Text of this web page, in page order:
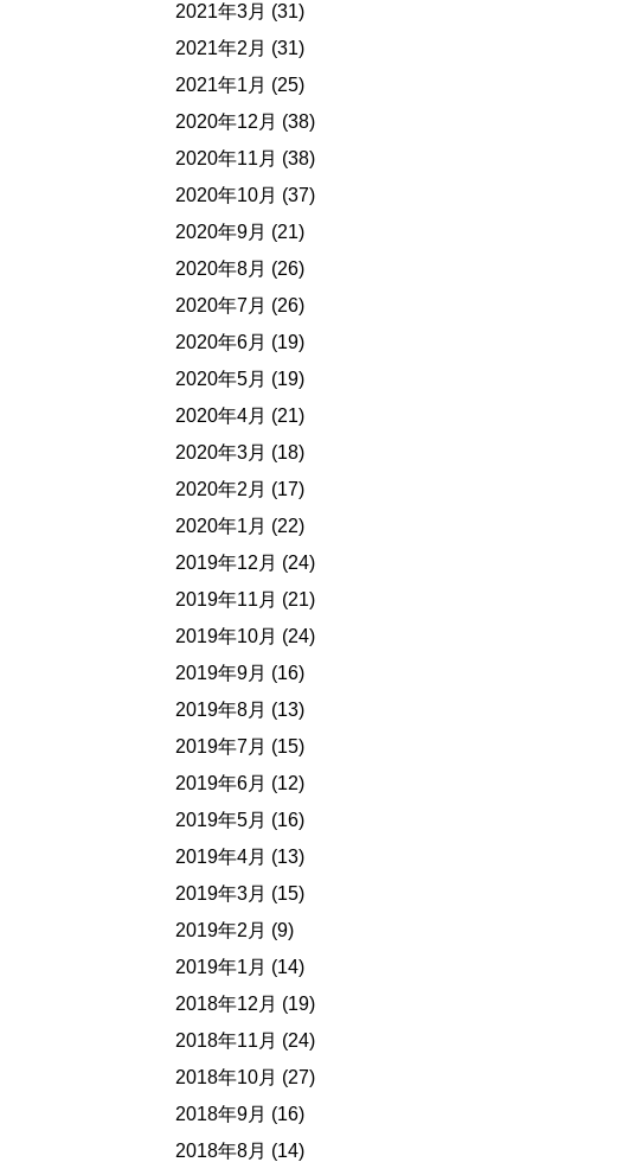
2021年3月 (31)
2021年2月 (31)
2021年1月 (25)
2020年12月 (38)
2020年11月 (38)
2020年10月 (37)
2020年9月 (21)
2020年8月 (26)
2020年7月 (26)
2020年6月 (19)
2020年5月 (19)
2020年4月 (21)
2020年3月 (18)
2020年2月 (17)
2020年1月 (22)
2019年12月 (24)
2019年11月 (21)
2019年10月 (24)
2019年9月 (16)
2019年8月 (13)
2019年7月 (15)
2019年6月 (12)
2019年5月 (16)
2019年4月 (13)
2019年3月 (15)
2019年2月 (9)
2019年1月 (14)
2018年12月 (19)
2018年11月 (24)
2018年10月 (27)
2018年9月 (16)
2018年8月 (14)